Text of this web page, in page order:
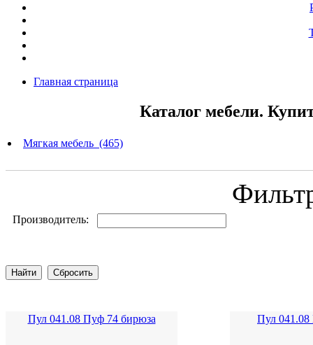
Главная страница
Каталог мебели.
Мягкая мебель (465)
Производитель:
Пул 041.08 Пуф 74 бирюза Пул